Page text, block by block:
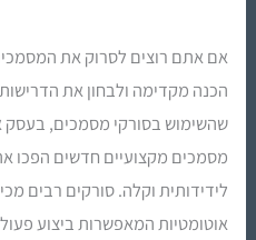
אם אתם רוצים לסרוק את
הכנה מקדימה ולבחון את
שהשימוש בסורקי מסמכים, בעסק
מסמכים מקצועיים חדשים הפכו
לידידותית וקלה. סורקים רבים
אוטומטיות המאפשרות ביצוע